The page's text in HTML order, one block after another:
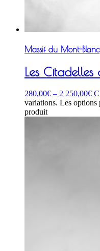
Massif du Mont-Blanc
Les Citadelles
280,00€ – 2 250,00€
variations. Les options
produit